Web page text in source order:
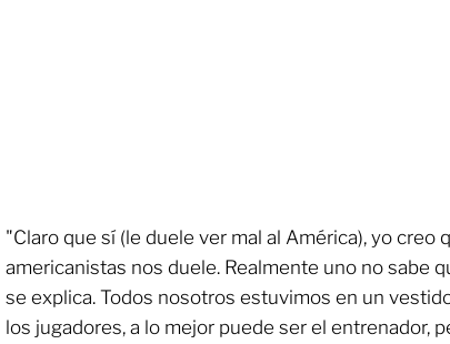
"Claro que sí (le duele ver mal al América), yo creo
americanistas nos duele. Realmente uno no sabe
se explica. Todos nosotros estuvimos en un
los jugadores, a lo mejor puede ser el entrenador,